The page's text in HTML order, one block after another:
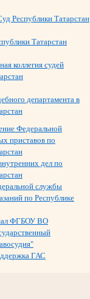
Республики Татарстан
Татарстан
коллегия судей
департамента в
Федеральной
приставов по
дел по
службы
по Республике
ФГБОУ ВО
ГАС